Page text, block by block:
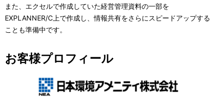
また、エクセルで作成していた経営管理資料の一部を
EXPLANNER/C上で作成し、情報共有をさらにスピードアップする
ことも準備中です。
お客様プロフィール